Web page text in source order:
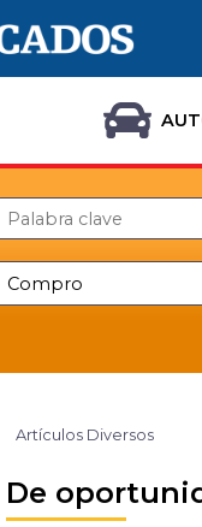
Artículos Diversos
De